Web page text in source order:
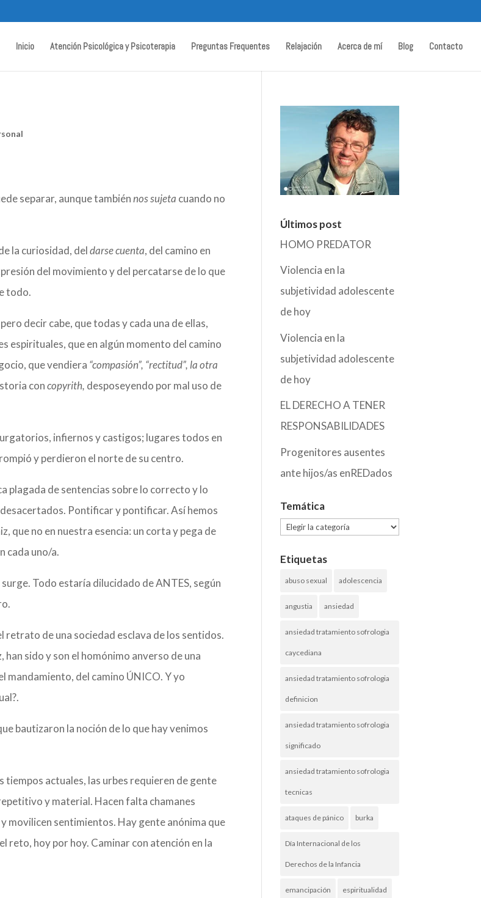
Inicio Atención Psicológica y Psicoterapia Preguntas Frequentes Relajación Acerca de mí Blog Contacto
separar, aunque tambiénnos sujeta cuando no
la curiosidad, deldarse cuenta, del camino en
del movimiento y del percatarse de lo que
todo.
decir cabe, que todas y cada una de ellas,
espirituales, que en algún momento del camino
que vendiera “compasión”, “rectitud”, la otra
concopyrith, desposeyendo por mal uso de
infiernos y castigos; lugares todos en
y perdieron el norte de su centro.
plagada de sentencias sobre lo correcto y lo
Pontificar y pontificar. Así hemos
que no en nuestra esencia: un corta y pega de
cada uno/a.
Todo estaría dilucidado de ANTES, según
retrato de una sociedad esclava de los sentidos.
sido y son el homónimo anverso de una
mandamiento, del camino ÚNICO. Y yo
bautizaron la noción de lo que hay venimos
tiempos actuales, las urbes requieren de gente
y material. Hacen falta chamanes
movilicen sentimientos. Hay gente anónima que
reto, hoy por hoy. Caminar con atención en la
Últimos post
HOMO PREDATOR
Violencia en la
subjetividad adolescente
de hoy
Violencia en la
subjetividad adolescente
de hoy
EL DERECHO A TENER
RESPONSABILIDADES
Progenitores ausentes
ante hijos/as enREDados
Temática
Temática
Etiquetas
abuso sexual adolescencia
angustia ansiedad
ansiedad tratamiento sofrologia
caycediana
ansiedad tratamiento sofrologia
definicion
ansiedad tratamiento sofrologia
significado
ansiedad tratamiento sofrologia
tecnicas
ataques de pánico burka
Día Internacional de los
Derechos de la Infancia
emancipación espiritualidad